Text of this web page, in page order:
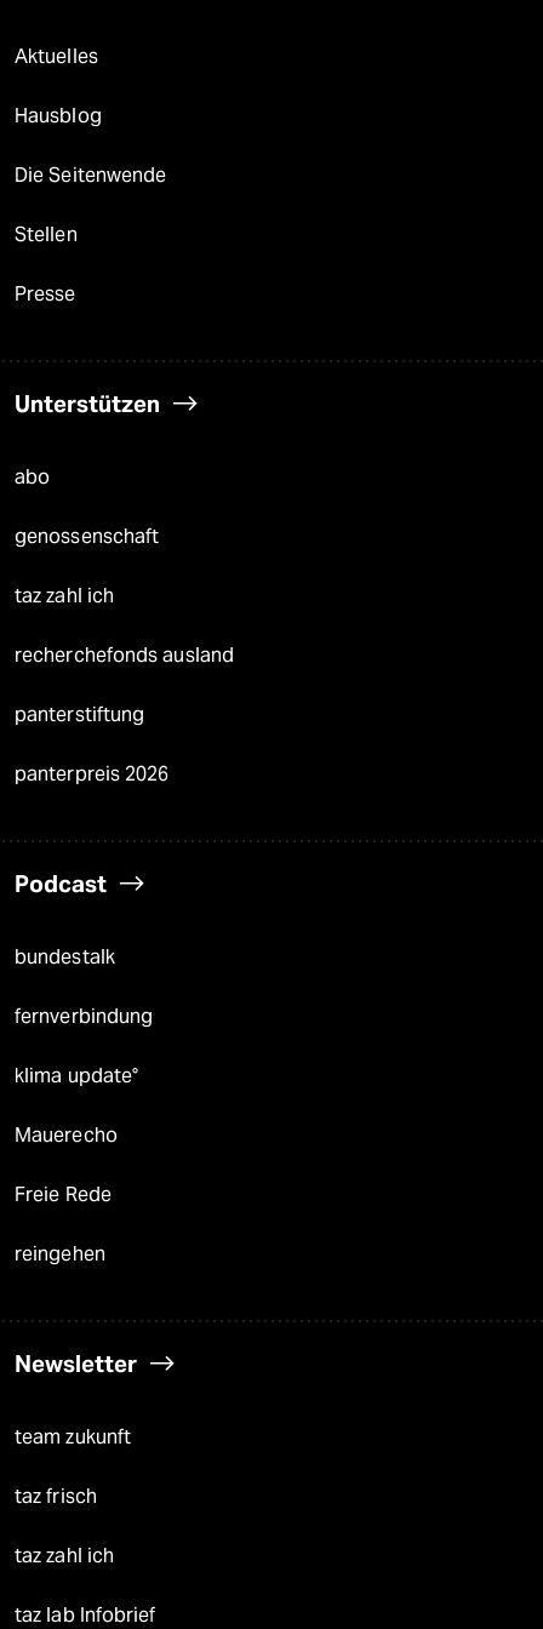
Aktuelles
Hausblog
Die Seitenwende
Stellen
Presse
Unterstützen
abo
genossenschaft
taz zahl ich
recherchefonds ausland
panterstiftung
panterpreis 2026
Podcast
bundestalk
fernverbindung
klima update°
Mauerecho
Freie Rede
reingehen
Newsletter
team zukunft
taz frisch
taz zahl ich
taz lab Infobrief